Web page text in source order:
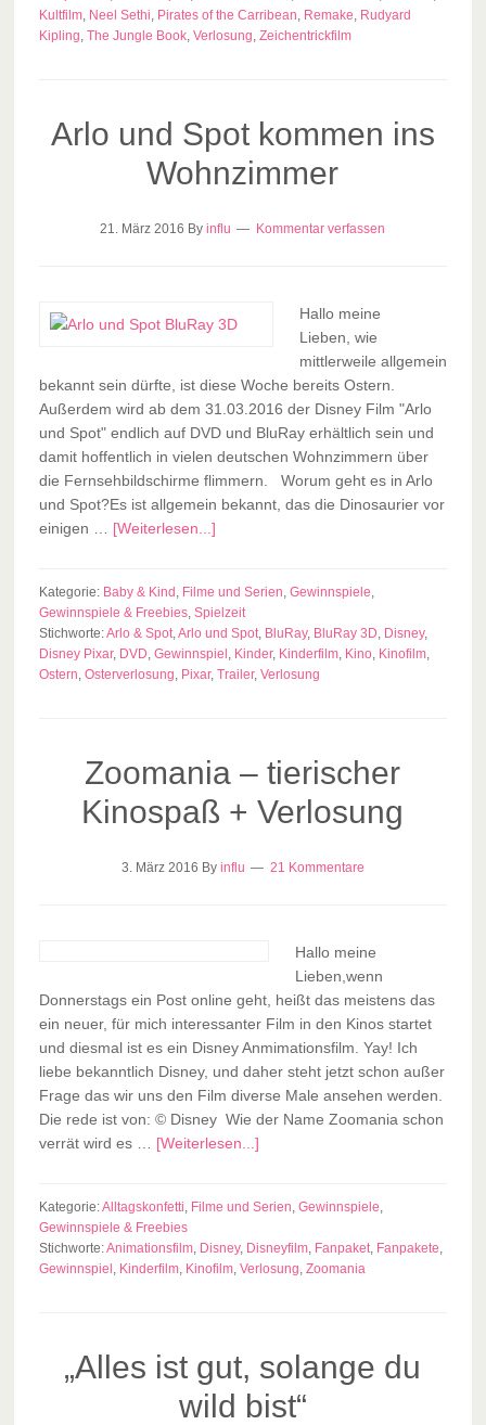
Kultfilm, Neel Sethi, Pirates of the Carribean, Remake, Rudyard
Kipling, The Jungle Book, Verlosung, Zeichentrickfilm
Arlo und Spot kommen ins
Wohnzimmer
21. März 2016 Byinflu Kommentar verfassen
Hallo meine
Lieben, wie
mittlerweile allgemein
bekannt sein dürfte, ist diese Woche bereits Ostern.
Außerdem wird ab dem 31.03.2016 der Disney Film "Arlo
und Spot" endlich auf DVD und BluRay erhältlich sein und
damit hoffentlich in vielen deutschen Wohnzimmern über
die Fernsehbildschirme flimmern. Worum geht es in Arlo
und Spot?Es ist allgemein bekannt, das die Dinosaurier vor
einigen … [Weiterlesen...]
Kategorie: Baby & Kind , Filme und Serien, Gewinnspiele,
Gewinnspiele & Freebies, Spielzeit
Stichworte:Arlo & Spot,Arlo und Spot, BluRay, BluRay 3D, Disney,
Disney Pixar, DVD, Gewinnspiel , Kinder, Kinderfilm, Kino, Kinofilm,
Ostern, Osterverlosung, Pixar, Trailer, Verlosung
Zoomania – tierischer
Kinospaß + Verlosung
3. März 2016 By influ 21 Kommentare
Hallo meine
Lieben,wenn
Donnerstags ein Post online geht, heißt das meistens das
ein neuer, für mich interessanter Film in den Kinos startet
und diesmal ist es ein Disney Anmimationsfilm. Yay! Ich
liebe bekanntlich Disney, und daher steht jetzt schon außer
Frage das wir uns den Film diverse Male ansehen werden.
Die rede ist von: © Disney Wie der Name Zoomania schon
verrät wird es … [Weiterlesen...]
Kategorie:Alltagskonfetti, Filme und Serien, Gewinnspiele,
Gewinnspiele & Freebies
Stichworte:Animationsfilm, Disney, Disneyfilm, Fanpaket, Fanpakete,
Gewinnspiel , Kinderfilm, Kinofilm, Verlosung, Zoomania
„Alles ist gut, solange du
wild bist“